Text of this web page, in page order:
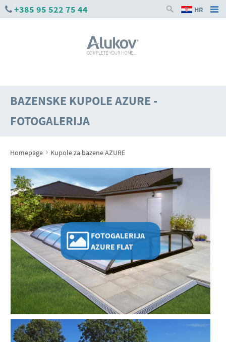
+385 95 522 75 44 HR
BAZENSKE KUPOLE AZURE -
FOTOGALERIJA
Homepage › Kupole za bazene AZURE
FOTOGALERIJA
AZURE FLAT